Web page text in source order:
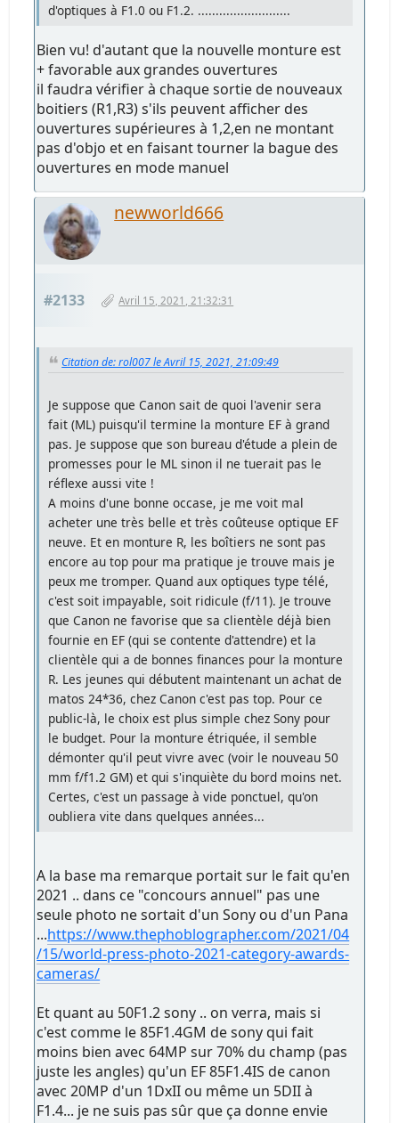
d'optiques à F1.0 ou F1.2. ..........................
Bien vu! d'autant que la nouvelle monture est
+ favorable aux grandes ouvertures
il faudra vérifier à chaque sortie de nouveaux
boitiers (R1,R3) s'ils peuvent afficher des
ouvertures supérieures à 1,2,en ne montant
pas d'objo et en faisant tourner la bague des
ouvertures en mode manuel
newworld666
#2133 Avril 15, 2021, 21:32:31
Citation de: rol007 le Avril 15, 2021, 21:09:49
Je suppose que Canon sait de quoi l'avenir sera
fait (ML) puisqu'il termine la monture EF à grand
pas. Je suppose que son bureau d'étude a plein de
promesses pour le ML sinon il ne tuerait pas le
réflexe aussi vite !
A moins d'une bonne occase, je me voit mal
acheter une très belle et très coûteuse optique EF
neuve. Et en monture R, les boîtiers ne sont pas
encore au top pour ma pratique je trouve mais je
peux me tromper. Quand aux optiques type télé,
c'est soit impayable, soit ridicule (f/11). Je trouve
que Canon ne favorise que sa clientèle déjà bien
fournie en EF (qui se contente d'attendre) et la
clientèle qui a de bonnes finances pour la monture
R. Les jeunes qui débutent maintenant un achat de
matos 24*36, chez Canon c'est pas top. Pour ce
public-là, le choix est plus simple chez Sony pour
le budget. Pour la monture étriquée, il semble
démonter qu'il peut vivre avec (voir le nouveau 50
mm f/f1.2 GM) et qui s'inquiète du bord moins net.
Certes, c'est un passage à vide ponctuel, qu'on
oubliera vite dans quelques années...
A la base ma remarque portait sur le fait qu'en
2021 .. dans ce "concours annuel" pas une
seule photo ne sortait d'un Sony ou d'un Pana
...https://www.thephoblographer.com/2021/04
/15/world-press-photo-2021-category-awards-
cameras/
Et quant au 50F1.2 sony .. on verra, mais si
c'est comme le 85F1.4GM de sony qui fait
moins bien avec 64MP sur 70% du champ (pas
juste les angles) qu'un EF 85F1.4IS de canon
avec 20MP d'un 1DxII ou même un 5DII à
F1.4... je ne suis pas sûr que ça donne envie